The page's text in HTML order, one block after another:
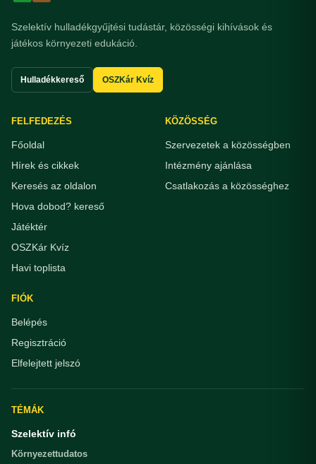
Szelektív hulladékgyűjtési tudástár, közösségi kihívások és
játékos környezeti edukáció.
Hulladékkereső OSZKár Kvíz
FELFEDEZÉS
Főoldal
Hírek és cikkek
Keresés az oldalon
Hova dobod? kereső
Játéktér
OSZKár Kvíz
Havi toplista
KÖZÖSSÉG
Szervezetek a közösségben
Intézmény ajánlása
Csatlakozás a közösséghez
FIÓK
Belépés
Regisztráció
Elfelejtett jelszó
TÉMÁK
Szelektív infó
Környezettudatos